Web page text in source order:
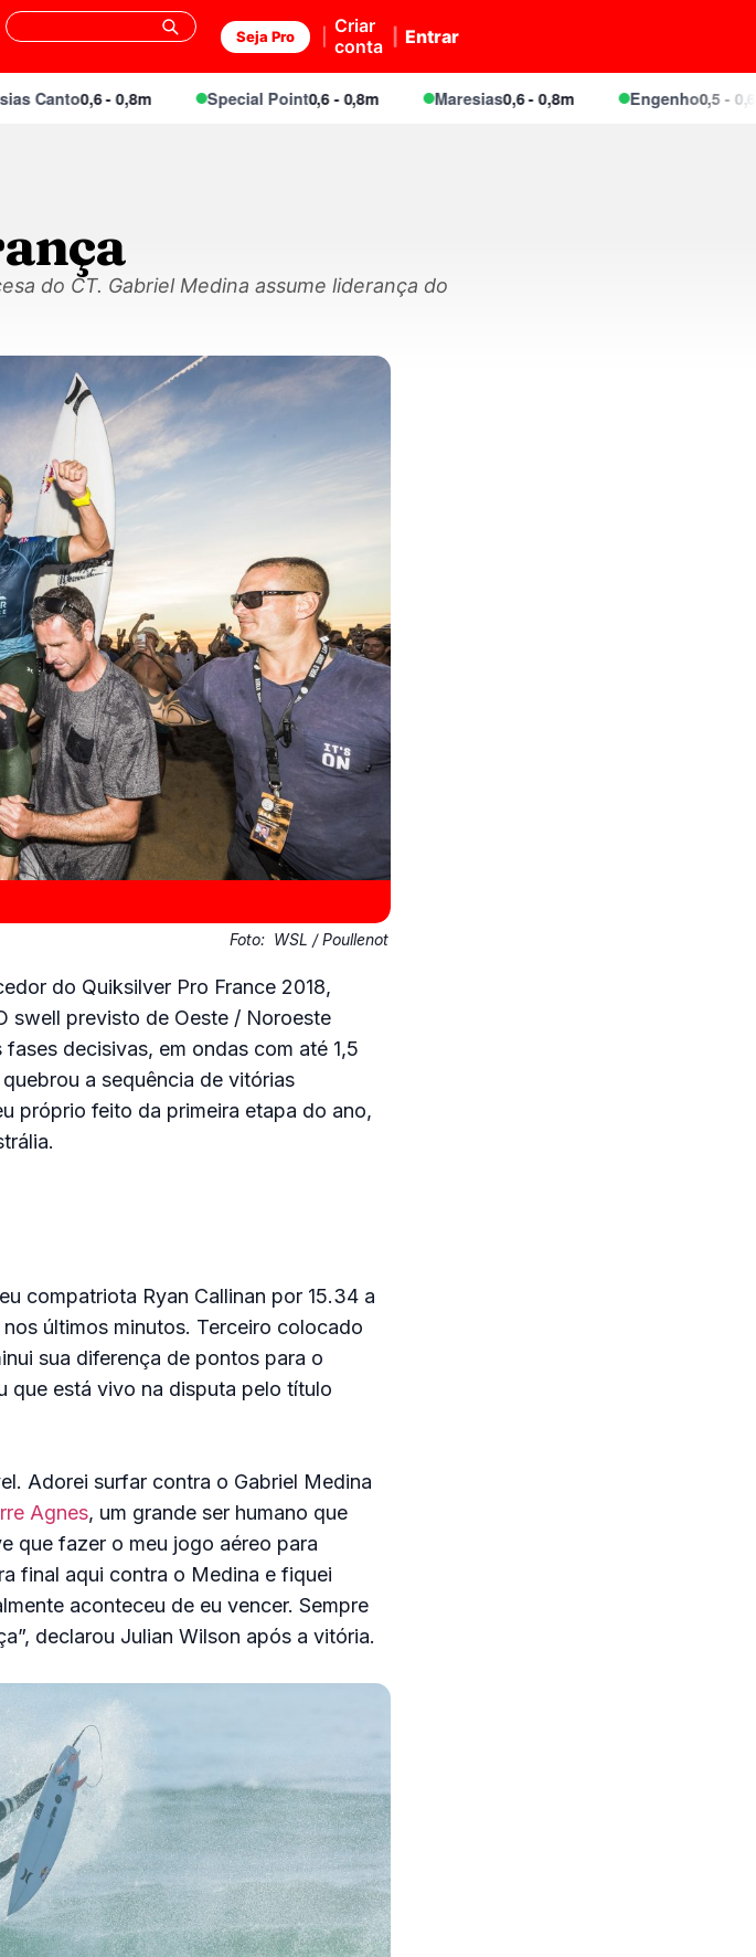
Seja Pro
Criar
conta
Entrar
0,6 - 0,8m Special Point0,6 - 0,8m Maresias0,6 - 0,8m Engenho0,5 - 0,6m
do CT. Gabriel Medina assume liderança do
Foto: WSL / Poullenot
do Quiksilver Pro France 2018,
swell previsto de Oeste / Noroeste
decisivas, em ondas com até 1,5
a sequência de vitórias
próprio feito da primeira etapa do ano,
compatriota Ryan Callinan por 15.34 a
últimos minutos. Terceiro colocado
sua diferença de pontos para o
que está vivo na disputa pelo título
Adorei surfar contra o Gabriel Medina
Agnes, um grande ser humano que
que fazer o meu jogo aéreo para
final aqui contra o Medina e fiquei
aconteceu de eu vencer. Sempre
declarou Julian Wilson após a vitória.